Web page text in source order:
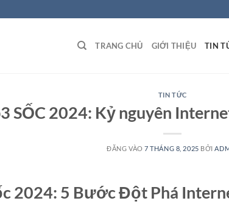
TRANG CHỦ GIỚI THIỆU TIN
TIN TỨC
SỐC 2024: Kỷ nguyên
ĐĂNG VÀO7 THÁNG 8, 2025 BỞI
2024: 5 Bước Đột Phá